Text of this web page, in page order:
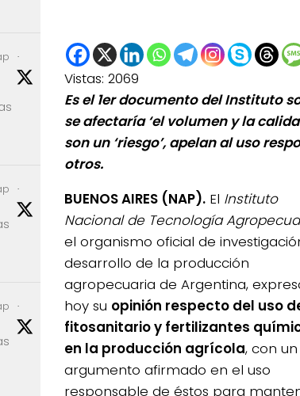
Vistas: 2069
Es el 1er documento del Instituto
se afectaría ‘el volumen y la
son un ‘riesgo’, apelan al uso
otros.
BUENOS AIRES (NAP). El Instituto
Nacional de Tecnología
el organismo oficial de
desarrollo de la producción
agropecuaria de Argentina,
hoy su opinión respecto del uso
fitosanitario y fertilizantes
en la producción agrícola, con un
argumento afirmado en el uso
responsable de éstos para
·
·
·